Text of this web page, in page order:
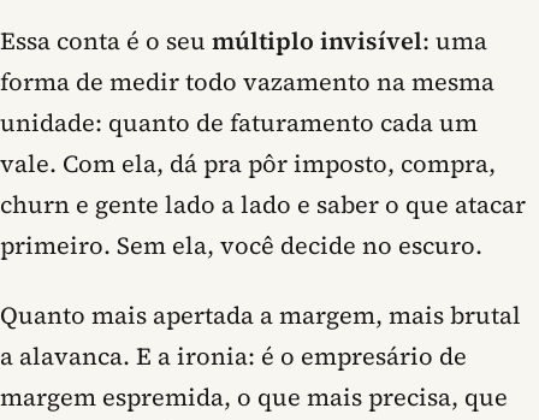
Essa conta é o seu múltiplo invisível: uma
forma de medir todo vazamento na mesma
unidade: quanto de faturamento cada um
vale. Com ela, dá pra pôr imposto, compra,
churn e gente lado a lado e saber o que atacar
primeiro. Sem ela, você decide no escuro.
Quanto mais apertada a margem, mais brutal
a alavanca. E a ironia: é o empresário de
margem espremida, o que mais precisa, que